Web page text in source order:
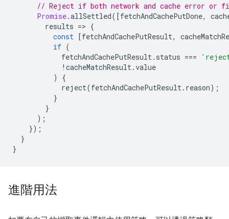
// Reject if both network and cache error or
Promise.allSettled([fetchAndCachePutDone,
results => {
const [fetchAndCachePutResult,
if (
fetchAndCachePutResult . status ===
! cacheMatchResult .value
)
{
reject(fetchAndCachePutResult . reason);
}
}
);
});
}
}
進階用法